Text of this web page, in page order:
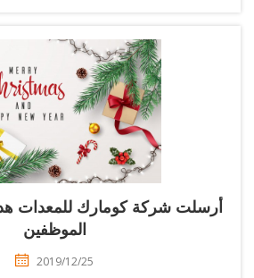
شركة كومارك للمعدات هدايا عيد
الموظفين
2019/12/25